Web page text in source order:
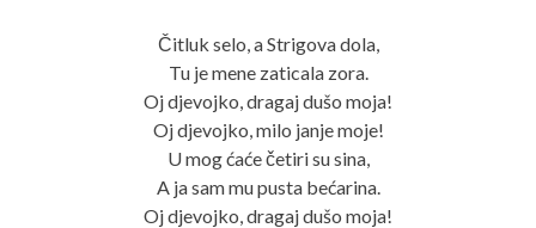
Čitluk selo, a Strigova dola,
Tu je mene zaticala zora.
Oj djevojko, dragaj dušo moja!
Oj djevojko, milo janje moje!
U mog ćaće četiri su sina,
A ja sam mu pusta bećarina.
Oj djevojko, dragaj dušo moja!